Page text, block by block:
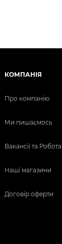
КОМПАНІЯ
Про компанію
Ми пишаємось
Вакансії та Робота
Наші магазини
Договір оферти